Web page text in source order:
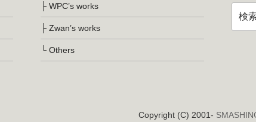
├ WPC’s works
├ Zwan’s works
└ Others
索:
Copyright (C) 2001-